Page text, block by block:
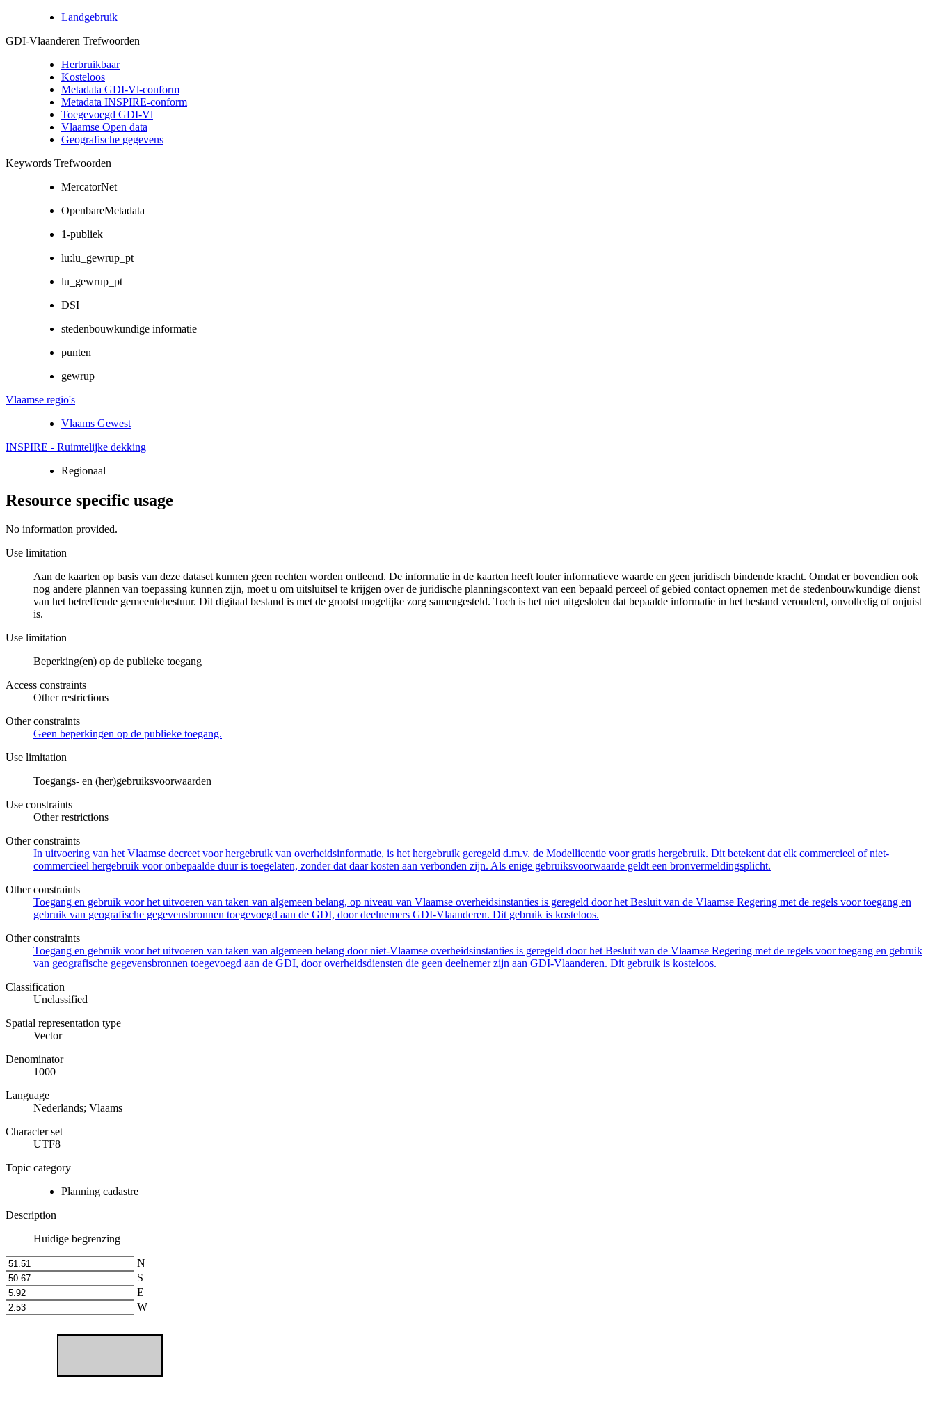
Landgebruik
GDI-Vlaanderen Trefwoorden
Herbruikbaar
Kosteloos
Metadata GDI-Vl-conform
Metadata INSPIRE-conform
Toegevoegd GDI-Vl
Vlaamse Open data
Geografische gegevens
Keywords Trefwoorden
MercatorNet
OpenbareMetadata
1-publiek
lu:lu_gewrup_pt
lu_gewrup_pt
DSI
stedenbouwkundige informatie
punten
gewrup
Vlaamse regio's
Vlaams Gewest
INSPIRE - Ruimtelijke dekking
Regionaal
Resource specific usage
No information provided.
Use limitation
Aan de kaarten op basis van deze dataset kunnen geen rechten worden ontleend. De informatie in de kaarten heeft louter informatieve waarde en geen juridisch bindende kracht. Omdat er bovendien ook
nog andere plannen van toepassing kunnen zijn, moet u om uitsluitsel te krijgen over de juridische planningscontext van een bepaald perceel of gebied contact opnemen met de stedenbouwkundige dienst
van het betreffende gemeentebestuur. Dit digitaal bestand is met de grootst mogelijke zorg samengesteld. Toch is het niet uitgesloten dat bepaalde informatie in het bestand verouderd, onvolledig of onjuist
is.
Use limitation
Beperking(en) op de publieke toegang
Access constraints
Other restrictions
Other constraints
Geen beperkingen op de publieke toegang.
Use limitation
Toegangs- en (her)gebruiksvoorwaarden
Use constraints
Other restrictions
Other constraints
In uitvoering van het Vlaamse decreet voor hergebruik van overheidsinformatie, is het hergebruik geregeld d.m.v. de Modellicentie voor gratis hergebruik. Dit betekent dat elk commercieel of niet-
commercieel hergebruik voor onbepaalde duur is toegelaten, zonder dat daar kosten aan verbonden zijn. Als enige gebruiksvoorwaarde geldt een bronvermeldingsplicht.
Other constraints
Toegang en gebruik voor het uitvoeren van taken van algemeen belang, op niveau van Vlaamse overheidsinstanties is geregeld door het Besluit van de Vlaamse Regering met de regels voor toegang en
gebruik van geografische gegevensbronnen toegevoegd aan de GDI, door deelnemers GDI-Vlaanderen. Dit gebruik is kosteloos.
Other constraints
Toegang en gebruik voor het uitvoeren van taken van algemeen belang door niet-Vlaamse overheidsinstanties is geregeld door het Besluit van de Vlaamse Regering met de regels voor toegang en gebruik
van geografische gegevensbronnen toegevoegd aan de GDI, door overheidsdiensten die geen deelnemer zijn aan GDI-Vlaanderen. Dit gebruik is kosteloos.
Classification
Unclassified
Spatial representation type
Vector
Denominator
1000
Language
Nederlands; Vlaams
Character set
UTF8
Topic category
Planning cadastre
Description
Huidige begrenzing
N
S
E
W